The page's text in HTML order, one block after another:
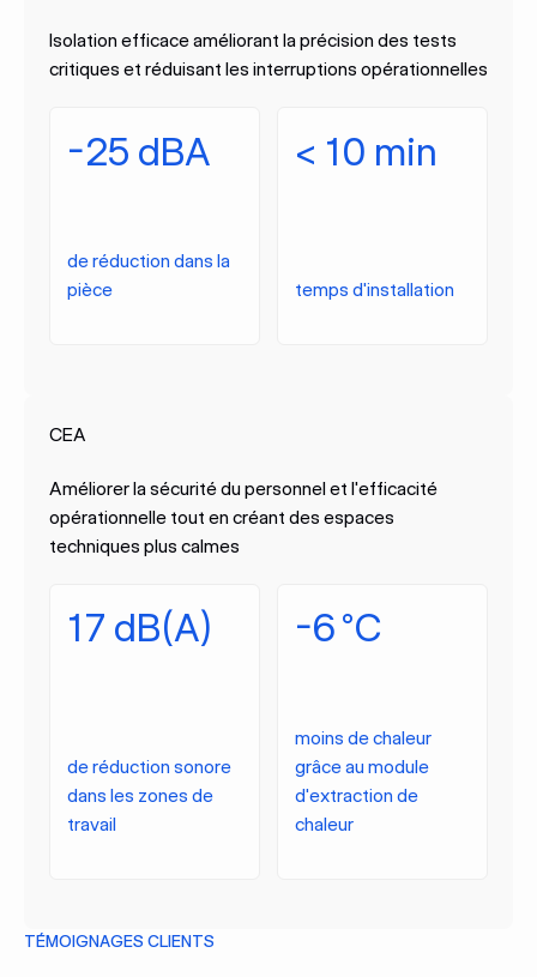
Isolation efficace améliorant la précision des tests
critiques et réduisant les interruptions opérationnelles
-25 dBA
de réduction dans la
pièce
< 10 min
temps d'installation
CEA
Améliorer la sécurité du personnel et l'efficacité
opérationnelle tout en créant des espaces
techniques plus calmes
17 dB(A)
de réduction sonore
dans les zones de
travail
-6 °C
moins de chaleur
grâce au module
d'extraction de
chaleur
TÉMOIGNAGES CLIENTS